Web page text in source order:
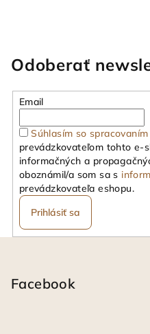
Odoberať
Email
Súhlasím so
prevádzkovateľom tohto e-
informačných a
oboznámil/a som sa s
prevádzkovateľa eshopu.
Prihlásiť sa
Facebook